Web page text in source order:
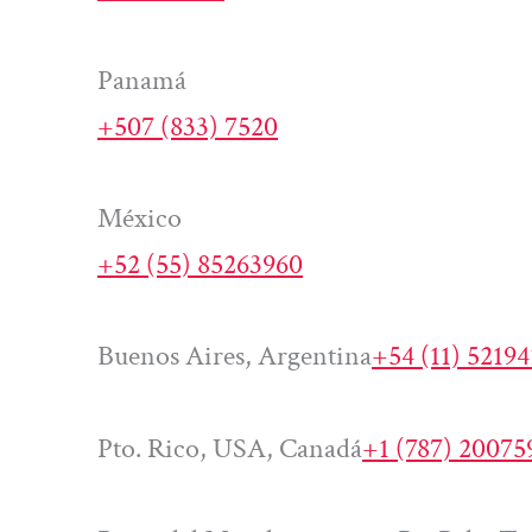
Panamá
+507 (833) 7520
México
+52 (55) 85263960
Buenos Aires, Argentina+54 (11)
Pto. Rico, USA, Canadá+1 (787)